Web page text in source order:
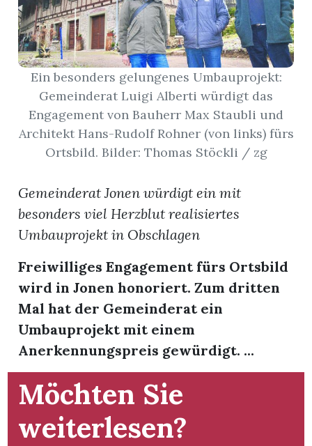
App
Ein besonders gelungenes Umbauprojekt:
Gemeinderat Luigi Alberti würdigt das
Engagement von Bauherr Max Staubli und
Architekt Hans-Rudolf Rohner (von links) fürs
Ortsbild. Bilder: Thomas Stöckli / zg
Gemeinderat Jonen würdigt ein mit
besonders viel Herzblut realisiertes
Umbauprojekt in Obschlagen
Freiwilliges Engagement fürs Ortsbild
wird in Jonen honoriert. Zum dritten
Mal hat der Gemeinderat ein
Umbauprojekt mit einem
Anerkennungspreis gewürdigt. ...
Möchten Sie
weiterlesen?